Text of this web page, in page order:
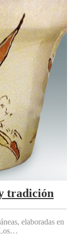
tradición
elaboradas en